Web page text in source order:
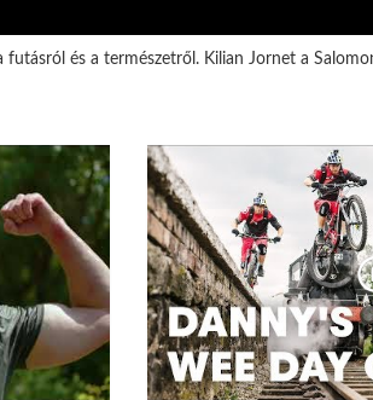
és a természetről. Kilian Jornet a